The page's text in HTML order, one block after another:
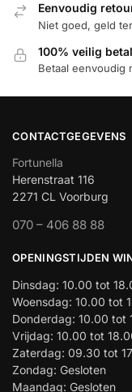
Eenvoudig
Niet goed, geld
100% veilig
Betaal eenvoudig
CONTACTGEGEVENS
Fortunella
Herenstraat 116
2271 CL Voorburg
070 – 406 88 88
OPENINGSTIJDEN
Dinsdag: 10.00 tot
Woensdag: 10.00 tot
Donderdag: 10.00 tot
Vrijdag: 10.00 tot
Zaterdag: 09.30 tot
Zondag: Gesloten
Maandag: Gesloten